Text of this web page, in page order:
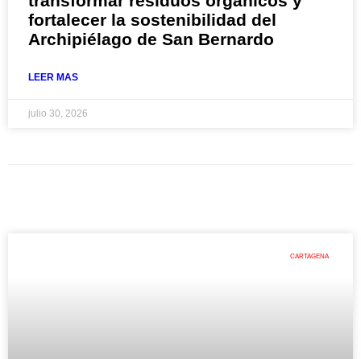
fortalecer la sostenibilidad del
Archipiélago de San Bernardo
LEER MAS
julio 30, 2026
CARTAGENA